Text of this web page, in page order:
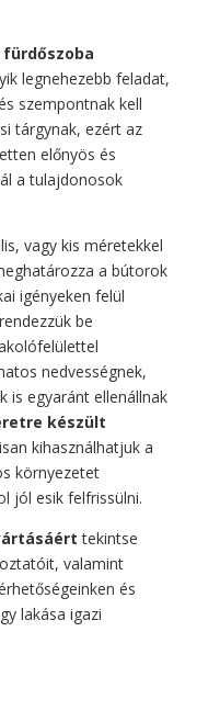
fürdőszoba
legnehezebb feladat,
szempontnak kell
tárgynak, ezért az
előnyös és
a tulajdonosok
vagy kis méretekkel
a bútorok
igényeken felül
be
nedvességnek,
is egyaránt ellenállnak
készült
kihasználhatjuk a
környezetet
jól esik felfrissülni.
tekintse
valamint
és
lakása igazi